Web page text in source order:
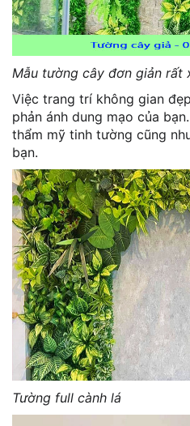
Mẫu tường cây đơn giản rất
Việc trang trí không gian
phản ánh dung mạo của
thẩm mỹ tinh tường cũng
bạn.
Tường full cành lá